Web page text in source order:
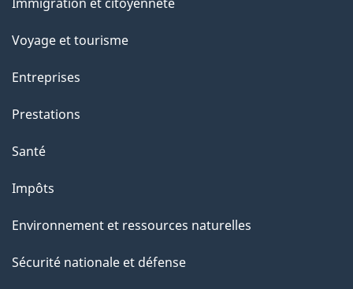
sujets
Voyage et tourisme
Entreprises
Prestations
Santé
Impôts
Environnement et ressources naturelles
Sécurité nationale et défense